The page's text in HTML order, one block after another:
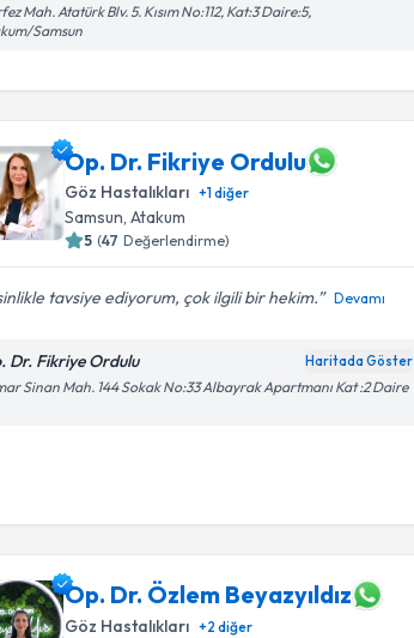
Mah. Atatürk Blv. 5. Kısım No:112, Kat:3 Daire:5,
Samsun
Op. Dr. Fikriye Ordulu
Göz Hastalıkları +1diğer
Samsun, Atakum
5 (47 Değerlendirme)
tavsiye ediyorum, çok ilgili bir hekim. Devamı
Dr. Fikriye Ordulu Haritada Göster
Sinan Mah. 144 Sokak No:33 Albayrak Apartmanı Kat :2 Daire
Op. Dr. Özlem Beyazyıldız
Göz Hastalıkları +2 diğer